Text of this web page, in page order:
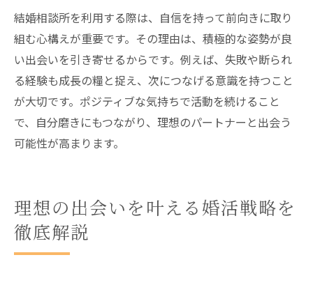
結婚相談所を利用する際は、自信を持って前向きに取り
組む心構えが重要です。その理由は、積極的な姿勢が良
い出会いを引き寄せるからです。例えば、失敗や断られ
る経験も成長の糧と捉え、次につなげる意識を持つこと
が大切です。ポジティブな気持ちで活動を続けること
で、自分磨きにもつながり、理想のパートナーと出会う
可能性が高まります。
理想の出会いを叶える婚活戦略を
徹底解説